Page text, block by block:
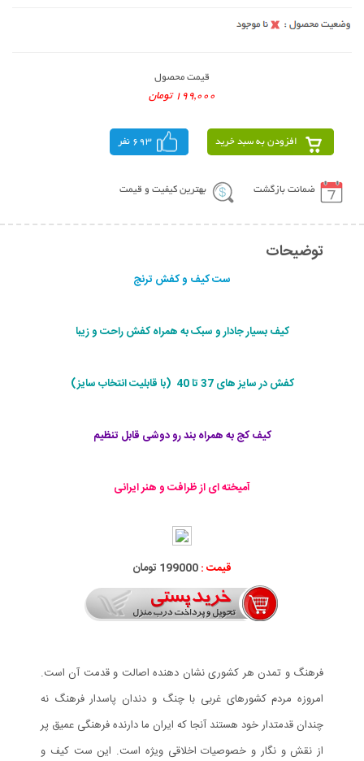
قیمت محصول
199,000 تومان
افزودن به سبد خرید 693 نفر
ضمانت بازگشت بهترین کیفیت و قیمت
توضیحات
ست کیف و کفش ترنج
کيف بسيار جادار و سبک به همراه کفش راحت و زیبا
کفش در سایز های 37 تا 40 (با قابليت انتخاب سايز)
کیف کج به همراه بند رو دوشی قابل تنظیم
آمیخته ای از ظرافت و هنر ایرانی
قیمت :199000 تومان
فرهنگ و تمدن هر کشوری نشان دهنده اصالت و قدمت آن است.
امروزه مردم کشورهای غربی با چنگ و دندان پاسدار فرهنگ نه
چندان قدمتدار خود هستند آنجا که ایران ما دارنده فرهنگی عمیق پر
از نقش و نگار و خصوصیات اخلاقی ویژه است. این ست کیف و